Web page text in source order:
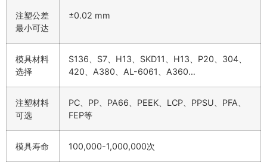
注塑公差
最小可达
±0.02 mm
模具材料
选择
S136、S7、H13、SKD11、H13、P20、304、
420、A380、AL-6061、A360…
注塑材料
可选
PC、PP、PA66、PEEK、LCP、PPSU、PFA、
FEP等
模具寿命 100,000-1,000,000次